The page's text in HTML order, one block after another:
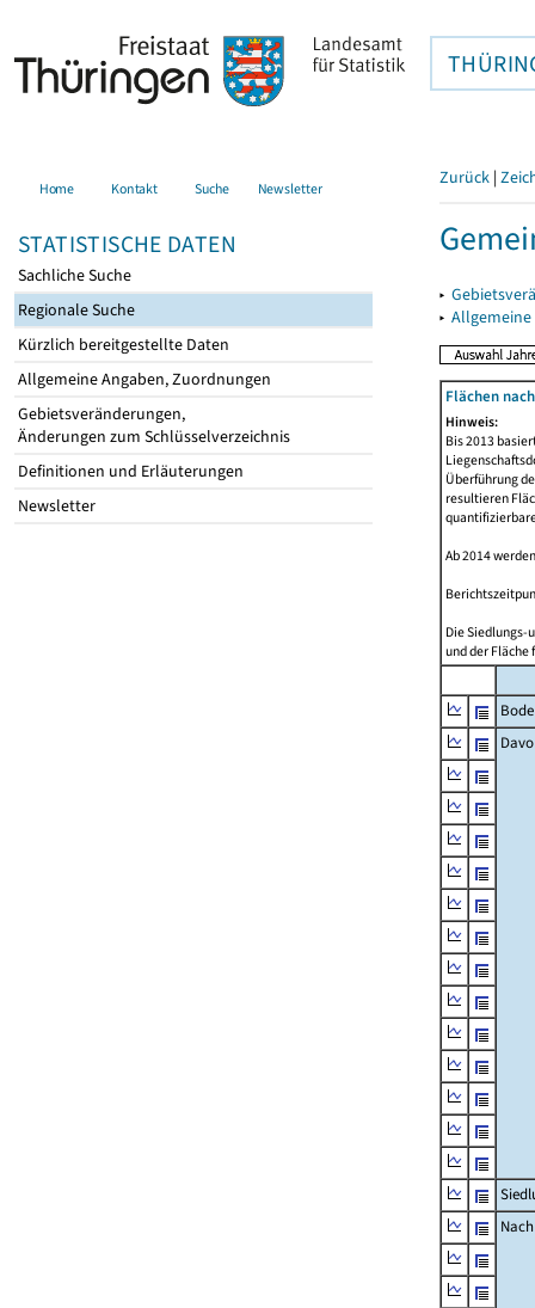
Home Kontakt Suche Newsletter
STATISTISCHE DATEN
Sachliche Suche
Regionale Suche
Kürzlich bereitgestellte Daten
Allgemeine Angaben, Zuordnungen
Gebietsveränderungen,
Änderungen zum Schlüsselverzeichnis
Definitionen und Erläuterungen
Newsletter
Zurück |
▸
▸
Flächen
Hinweis:
Bis 2013
Überführung
resultieren
Ab 2014
Die Siedlungs-
und der Fläche